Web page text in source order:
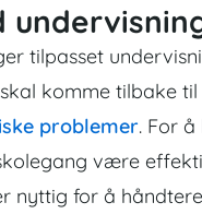
tilpasset
komme tilbake
problemer. For
være
nyttig for å